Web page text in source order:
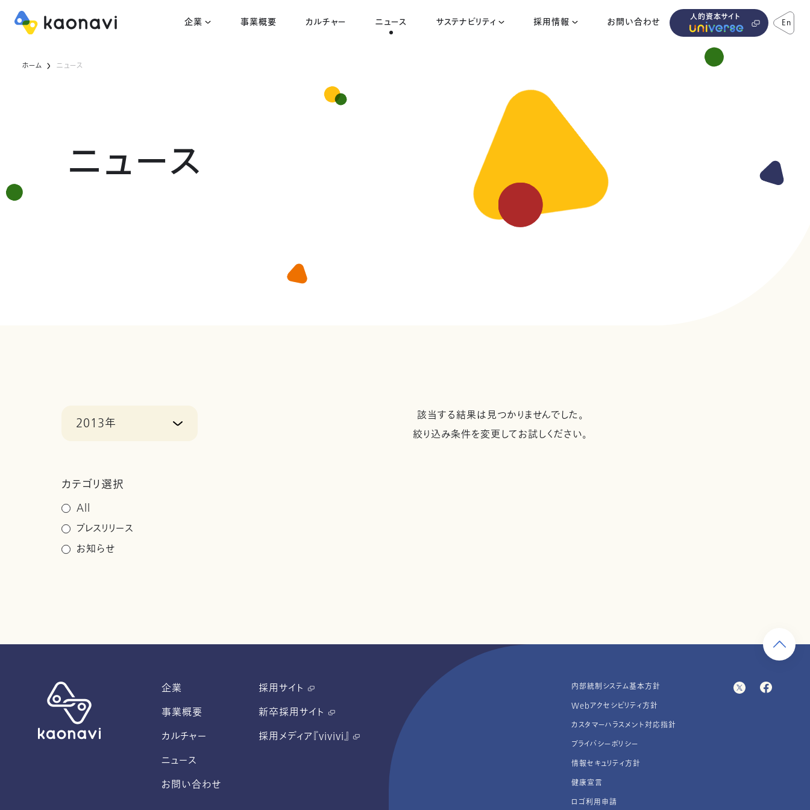
企業 事業概要 カルチャー ニュース サステナビリティ 採用情報 お問い合わせ 人的資本サイト En
ホーム ニュース
ニュース
2013年
カテゴリ選択
All
プレスリリース
お知らせ
該当する結果は見つかりませんでした。
絞り込み条件を変更してお試しください。
企業
事業概要
カルチャー
ニュース
お問い合わせ
採用サイト
新卒採用サイト
採用メディア『vivivi』
内部統制システム基本方針
Webアクセシビリティ方針
カスタマーハラスメント対応指針
プライバシーポリシー
情報セキュリティ方針
健康宣言
ロゴ利用申請